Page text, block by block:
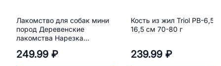
Лакомство для собак мини
пород Деревенские
лакомства Нарезка
249.99 ₽
Кость из жил Triol PB-6,5,
16,5 см 70-80 г
239.99 ₽